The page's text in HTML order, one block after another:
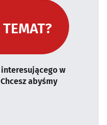
interesującego w
abyśmy